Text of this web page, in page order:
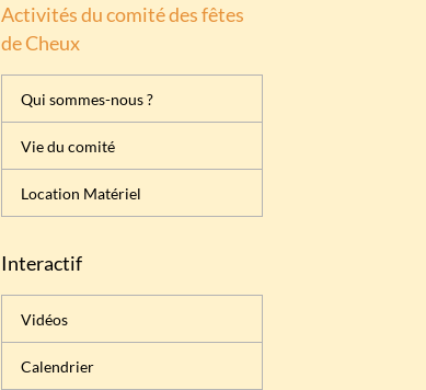
Activités du comité des fêtes
de Cheux
Qui sommes-nous ?
Vie du comité
Location Matériel
Interactif
Vidéos
Calendrier